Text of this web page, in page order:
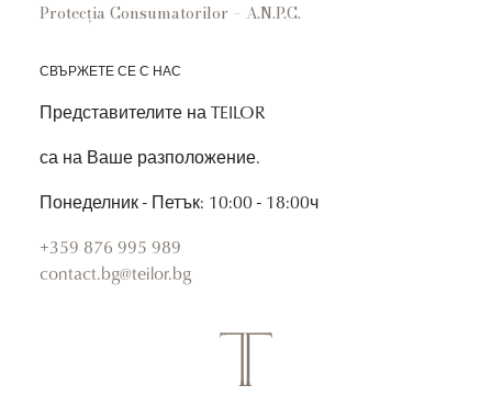
Protecția Consumatorilor – A.N.P.C.
СВЪРЖЕТЕ СЕ С НАС
Представителите на TEILOR
са на Ваше разположение.
Понеделник - Петък: 10:00 - 18:00ч
+359 876 995 989
contact.bg@teilor.bg